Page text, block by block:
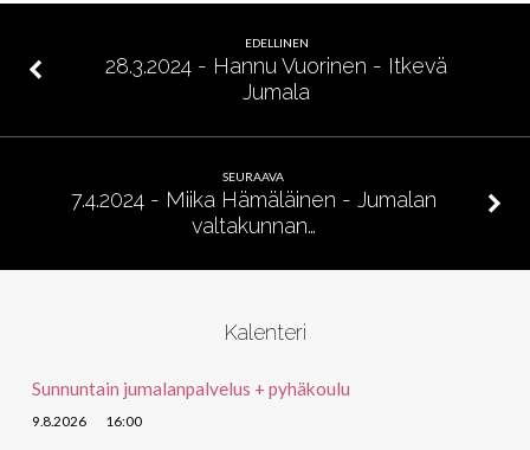
EDELLINEN
28.3.2024 - Hannu Vuorinen - Itkevä
Jumala
SEURAAVA
7.4.2024 - Miika Hämäläinen - Jumalan
valtakunnan…
Kalenteri
Sunnuntain jumalanpalvelus + pyhäkoulu
9.8.2026 16:00